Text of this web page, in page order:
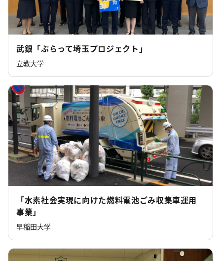
武銀「ぶらって埼玉プロジェクト」
立教大学
「水素社会実現に向けた燃料電池ごみ収集車運用
事業」
早稲田大学